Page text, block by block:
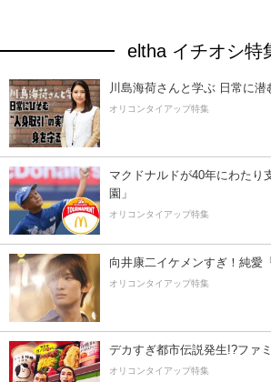
eltha イチオシ特
川島海荷さんと学ぶ 日常に潜
オリコンタイアップ特集
マクドナルドが40年にわたり
園」
オリコンタイアップ特集
向井康二イケメンすぎ！純愛
オリコンタイアップ特集
デカすぎ都市伝説発生!?ファ
オリコンタイアップ特集